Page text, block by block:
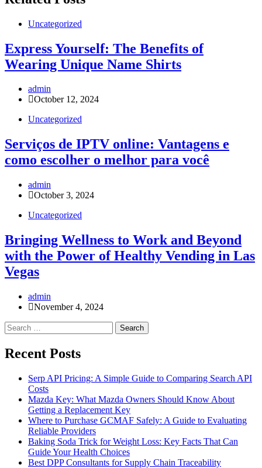
Uncategorized
Express Yourself: The Benefits of
Wearing Unique Name Shirts
admin
October 12, 2024
Uncategorized
Serviços de IPTV online: Vantagens e
como escolher o melhor para você
admin
October 3, 2024
Uncategorized
Bringing Wellness to Work and Beyond
with the Power of Healthy Vending in Las
Vegas
admin
November 4, 2024
Search
for:
Recent Posts
Serp API Pricing: A Simple Guide to Comparing Search API
Costs
Mazda Key: What Mazda Owners Should Know About
Getting a Replacement Key
Where to Purchase GCMAF Safely: A Guide to Evaluating
Reliable Providers
Baking Soda Trick for Weight Loss: Key Facts That Can
Guide Your Health Choices
Best DPP Consultants for Supply Chain Traceability